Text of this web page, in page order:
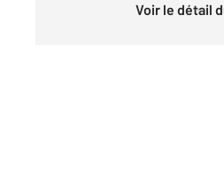
Voir le détail